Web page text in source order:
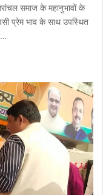
समाज के महानुभावों के
प्रेम भाव के साथ उपस्थित